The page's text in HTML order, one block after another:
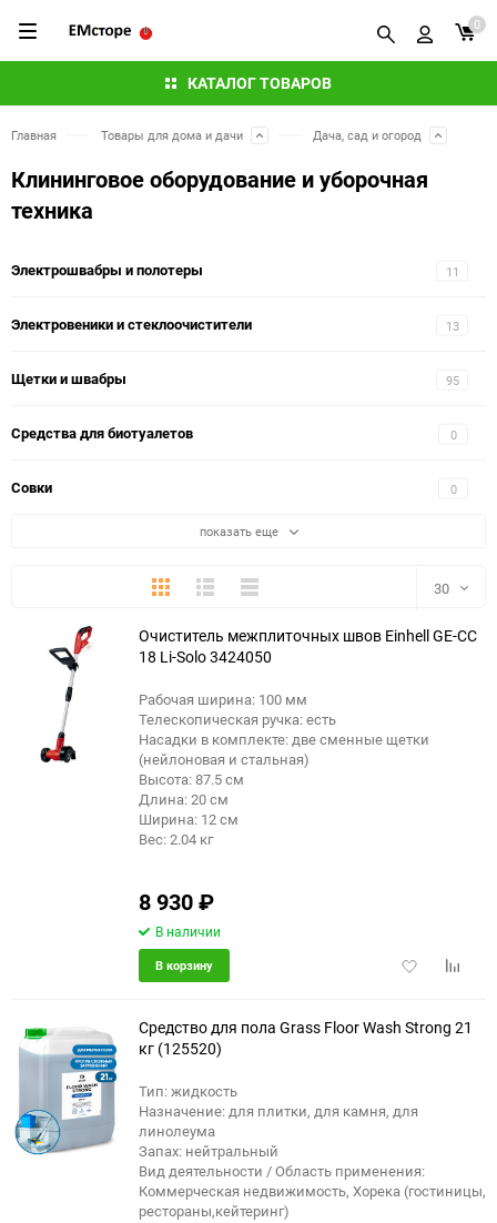
КАТАЛОГ ТОВАРОВ
0
Главная Товары для дома и дачи Дача, сад и огород
Клининговое оборудование и уборочная
техника
11
Электрошвабры и полотеры
13
Электровеники и стеклоочистители
95
Щетки и швабры
0
Средства для биотуалетов
0
Совки
показать еще
ПлиткаПодробноКомпактно 30
30
90
Очиститель межплиточных швов Einhell GE-CC
18 Li-Solo 3424050
Рабочая ширина: 100 мм
Телескопическая ручка: есть
Насадки в комплекте: две сменные щетки
(нейлоновая и стальная)
Высота: 87.5 см
Длина: 20 см
Ширина: 12 см
Вес: 2.04 кг
8 930₽
В наличии
Добавить
В корзину
Средство для пола Grass Floor Wash Strong 21
кг (125520)
Тип: жидкость
Назначение: для плитки, для камня, для
линолеума
Запах: нейтральный
Вид деятельности / Область применения:
Коммерческая недвижимость, Хорека (гостиницы,
рестораны,кейтеринг)